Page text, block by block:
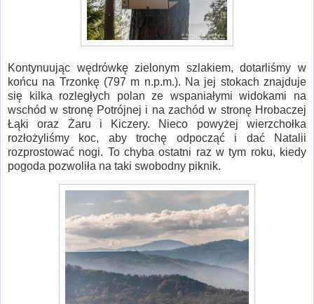
Kontynuując wędrówkę zielonym szlakiem, dotarliśmy w
końcu na Trzonkę (797 m n.p.m.). Na jej stokach znajduje
się kilka rozległych polan ze wspaniałymi widokami na
wschód w stronę Potrójnej i na zachód w stronę Hrobaczej
Łąki oraz Żaru i Kiczery. Nieco powyżej wierzchołka
rozłożyliśmy koc, aby trochę odpocząć i dać Natalii
rozprostować nogi. To chyba ostatni raz w tym roku, kiedy
pogoda pozwoliła na taki swobodny piknik.